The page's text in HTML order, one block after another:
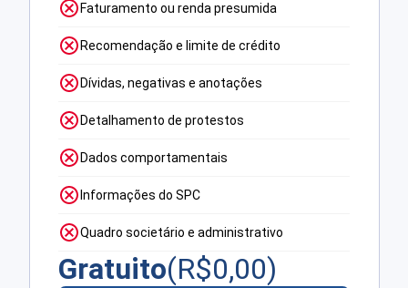
Faturamento ou renda presumida
Recomendação e limite de crédito
Dívidas, negativas e anotações
Detalhamento de protestos
Dados comportamentais
Informações do SPC
Quadro societário e administrativo
Gratuito(R$0,00)